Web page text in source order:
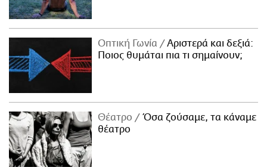
Οπτική Γωνία
Αριστερά και δεξιά:
Ποιος θυμάται πια τι σημαίνουν;
Θέατρο
Όσα ζούσαμε, τα κάναμε
θέατρο